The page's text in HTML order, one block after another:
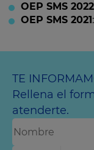
OEP SMS 2022
OEP SMS 2021
TE
Rellena el
atenderte.